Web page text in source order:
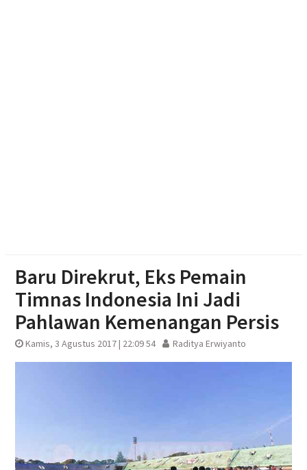
Baru Direkrut, Eks Pemain
Timnas Indonesia Ini Jadi
Pahlawan Kemenangan Persis
Kamis, 3 Agustus 2017 | 22:09 54 Raditya Erwiyanto